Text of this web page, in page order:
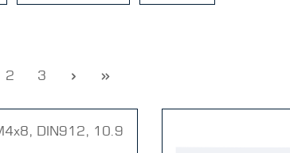
Seite
2 Seite
3